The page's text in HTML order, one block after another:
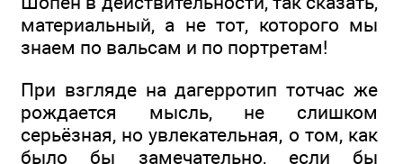
материальный, а не тот, которого мы
знаем по вальсам и по портретам!
При взгляде на дагерротип тотчас же
рождается мысль, не слишком
серьёзная, но увлекательная, о том, как
было бы замечательно, если бы